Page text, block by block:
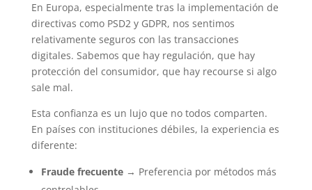
En Europa, especialmente tras la implementación de
directivas como PSD2 y GDPR, nos sentimos
relativamente seguros con las transacciones
digitales. Sabemos que hay regulación, que hay
protección del consumidor, que hay recourse si algo
sale mal.
Esta confianza es un lujo que no todos comparten.
En países con instituciones débiles, la experiencia es
diferente:
Fraude frecuente→ Preferencia por métodos más